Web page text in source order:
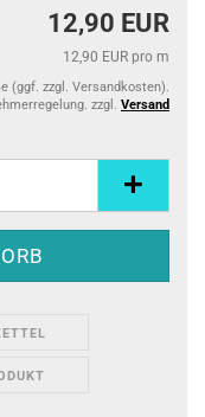
12,90 EUR
12,90 EUR pro m
(ggf. zzgl. Versandkosten).
zzgl. Versand